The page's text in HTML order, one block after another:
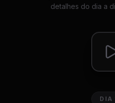
detalhes do dia a
DIA